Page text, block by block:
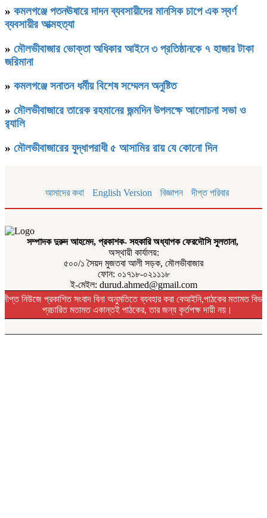
» কমলগঞ্জে পতনঊষারে দাদন ব্যবসায়ীদের মানসিক চাপে এক স্বর্ণ
ব্যবসায়ীর আত্মহত্যা
» মৌলভীবাজার ভোক্তা অধিকার আইনে ৩ প্রতিষ্ঠানকে ৭ হাজার টাকা
জরিমানা
» কমলগঞ্জে সনাতন ধর্মীয় বিশেষ সম্মেলন অনুষ্টিত
» মৌলভীবাজারে তারেক রহমানের জন্মদিন উপলক্ষে আলোচনা সভা ও
র‌্যালি
» মৌলভীবাজারের যুদ্ধাপরাধী ৫ আসামির রায় যে কোনো দিন
আমাদের কথা English Version বিজ্ঞাপন দীপ্ত পরিবার
সম্পাদক দুরুদ আহমেদ, প্রকাশক- সহকারি অধ্যাপক ফেরদৌসি সুলতানা,
অস্থায়ী কার্যালয়:
৫০০/১ সৈয়দ মুজতবা আলী সড়ক, মৌলভীবাজার
ফোন: ০১৭১৮-০২১১১৮
ই-মেইল: durud.ahmed@gmail.com
দীপ্ত নিউজে প্রকাশিত সংবাদ বিনা অনুমতিতে ব্যবহার করা বেআইনি,পাঠকের মতামত
প্রচারিত মতামত একান্তই পাঠকের, তার জন্য কৃর্তপক্ষ দায়ী নয়।